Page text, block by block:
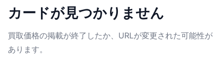
カードが見つかりません
買取価格の掲載が終了したか、URLが変更された可能性が
あります。